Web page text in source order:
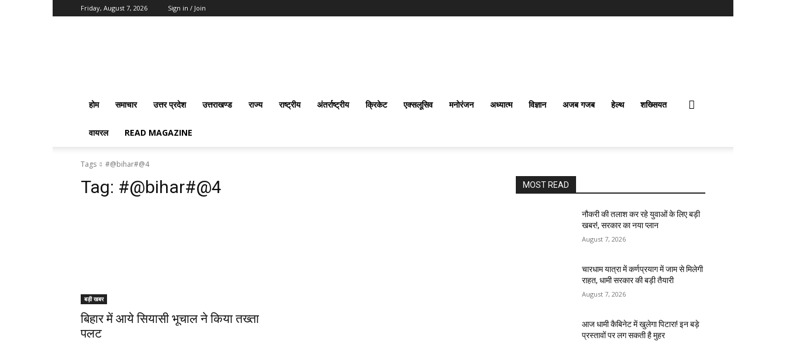
Friday, August 7, 2026 Sign in / Join
होम समाचार उत्तर प्रदेश उत्तराखण्ड राज्य राष्ट्रीय अंतर्राष्‍ट्रीय क्रिकेट एक्सलूसिव मनोरंजन अध्यात्म विज्ञान अजब गजब हेल्थ शख्सियत
वायरल READ MAGAZINE
Tags #@bihar#@4
Tag: #@bihar#@4
बड़ी खबर
बिहार में आये सियासी भूचाल ने किया तख्ता
पलट
MOST READ
नौकरी की तलाश कर रहे युवाओं के लिए बड़ी
खबर!, सरकार का नया प्लान
August 7, 2026
चारधाम यात्रा में कर्णप्रयाग में जाम से मिलेगी
राहत, धामी सरकार की बड़ी तैयारी
August 7, 2026
आज धामी कैबिनेट में खुलेगा पिटारा! इन बड़े
प्रस्तावों पर लग सकती है मुहर